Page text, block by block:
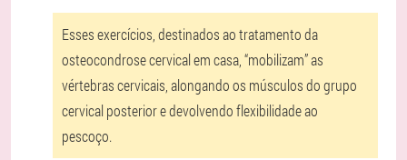
Esses exercícios, destinados ao tratamento da
osteocondrose cervical em casa, “mobilizam” as
vértebras cervicais, alongando os músculos do grupo
cervical posterior e devolvendo flexibilidade ao
pescoço.